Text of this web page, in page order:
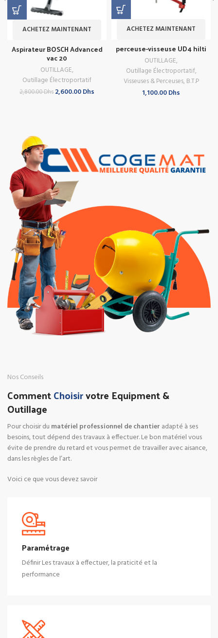
ACHETEZ MAINTENANT
Aspirateur BOSCH Advanced
vac 20
OUTILLAGE,
Outillage Électroportatif
2,800.00Dhs Le
2,600.00Dhs
ACHETEZ MAINTENANT
perceuse-visseuse UD4 hilti
OUTILLAGE,
Outillage Électroportatif,
Visseuses & Perceuses, B.T.P
1,100.00Dhs
Nos Conseils
CommentChoisirvotre Equipment &
Outillage
Pour choisir du matériel professionnel de chantier adapté à ses
besoins, tout dépend des travaux à effectuer. Le bon matériel vous
évite de prendre du retard et vous permet de travailler avec aisance,
dans les règles de l’art.
Voici ce que vous devez savoir
Paramétrage
Définir Les travaux à effectuer, la praticité et la
performance